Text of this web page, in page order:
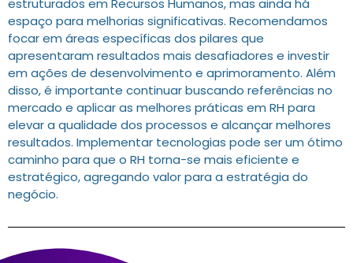
estruturados em Recursos Humanos, mas ainda há
espaço para melhorias significativas. Recomendamos
focar em áreas específicas dos pilares que
apresentaram resultados mais desafiadores e investir
em ações de desenvolvimento e aprimoramento. Além
disso, é importante continuar buscando referências no
mercado e aplicar as melhores práticas em RH para
elevar a qualidade dos processos e alcançar melhores
resultados. Implementar tecnologias pode ser um ótimo
caminho para que o RH torna-se mais eficiente e
estratégico, agregando valor para a estratégia do
negócio.